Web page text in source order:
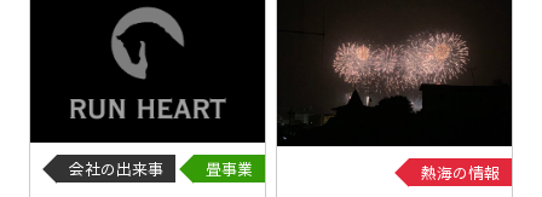
会社の出来事 畳事業 熱海の情報